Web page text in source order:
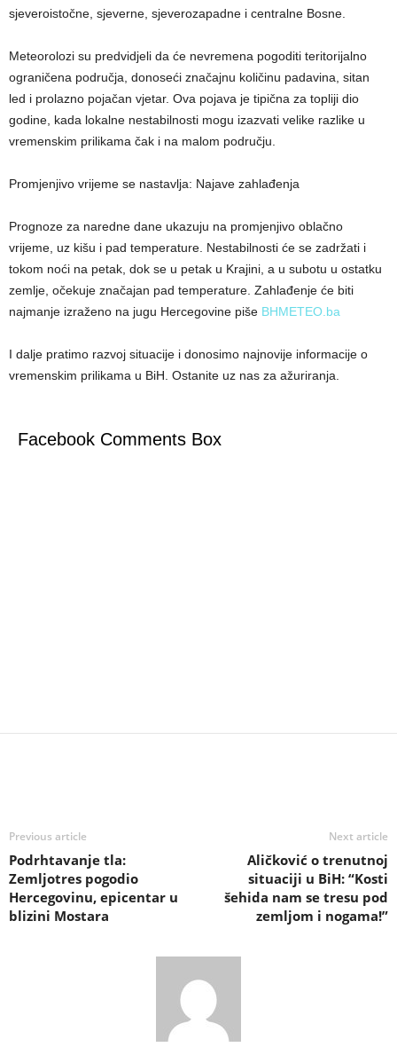
sjeveroistočne, sjeverne, sjeverozapadne i centralne Bosne.
Meteorolozi su predvidjeli da će nevremena pogoditi teritorijalno
ograničena područja, donoseći značajnu količinu padavina, sitan
led i prolazno pojačan vjetar. Ova pojava je tipična za topliji dio
godine, kada lokalne nestabilnosti mogu izazvati velike razlike u
vremenskim prilikama čak i na malom području.
Promjenjivo vrijeme se nastavlja: Najave zahlađenja
Prognoze za naredne dane ukazuju na promjenjivo oblačno
vrijeme, uz kišu i pad temperature. Nestabilnosti će se zadržati i
tokom noći na petak, dok se u petak u Krajini, a u subotu u ostatku
zemlje, očekuje značajan pad temperature. Zahlađenje će biti
najmanje izraženo na jugu Hercegovine piše BHMETEO.ba
I dalje pratimo razvoj situacije i donosimo najnovije informacije o
vremenskim prilikama u BiH. Ostanite uz nas za ažuriranja.
Facebook Comments Box
Previous article
Podrhtavanje tla:
Zemljotres pogodio
Hercegovinu, epicentar u
blizini Mostara
Next article
Aličković o trenutnoj
situaciji u BiH: “Kosti
šehida nam se tresu pod
zemljom i nogama!”